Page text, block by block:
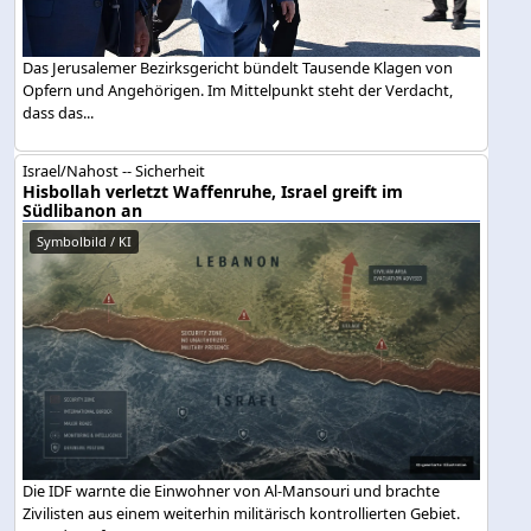
Das Jerusalemer Bezirksgericht bündelt Tausende Klagen von
Opfern und Angehörigen. Im Mittelpunkt steht der Verdacht,
dass das...
Israel/Nahost -- Sicherheit
Hisbollah verletzt Waffenruhe, Israel greift im
Südlibanon an
Symbolbild / KI
Die IDF warnte die Einwohner von Al-Mansouri und brachte
Zivilisten aus einem weiterhin militärisch kontrollierten Gebiet.